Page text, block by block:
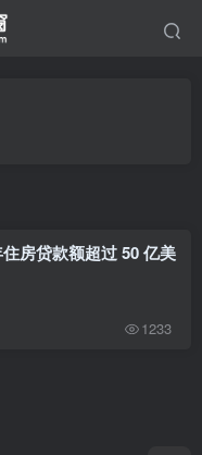
房贷款额超过 50 亿美
1233